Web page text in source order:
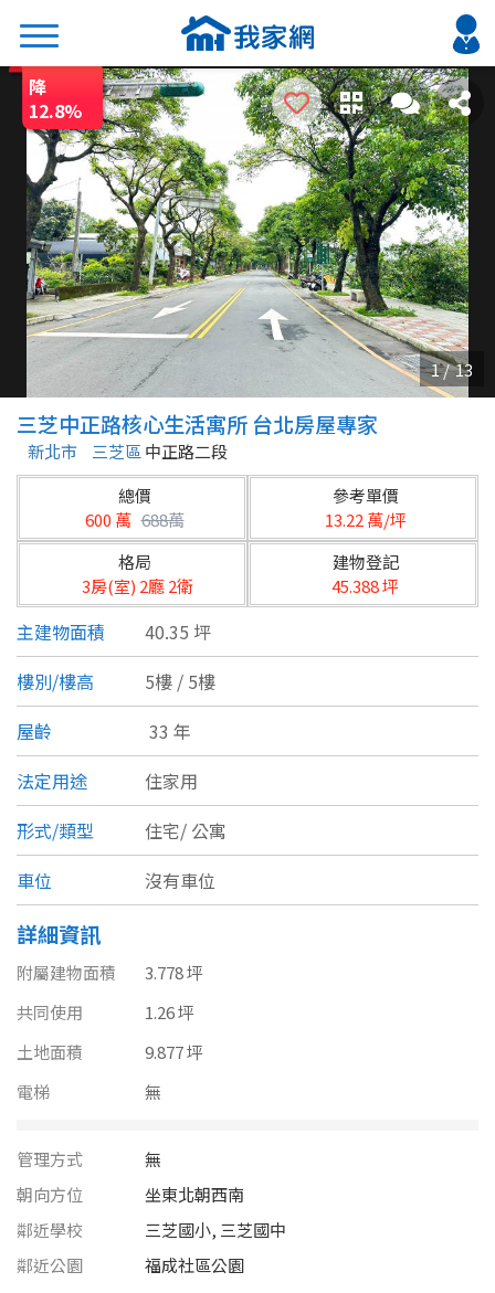
搜尋
熱門關鍵字
2026 台北降價好屋限量釋出
2026 新北降價好屋限量釋出
2026 台中降價好屋限量釋出
2026 台南降價好屋限量釋出
2026 高雄降價好屋限量釋出
縣市
不限
台北市
基隆市
新北市
宜蘭縣
桃園市
新竹市
新竹縣
苗栗縣
台中市
雲林縣
嘉義市
台南市
高雄市
區域
類型(可複選)
公寓
別墅 透天厝
農舍 辦公
坪數
不拘
60~70 坪
80坪以上
降
12.8%
三芝中正路核心生活寓所 台北房屋專家
新北市 三芝區 中正路二段
總價
600 萬688萬
參考單價
13.22 萬/坪
格局
3房(室) 2廳 2衛
建物登記
45.388 坪
主建物面積
40.35 坪
樓別/樓高
5樓 / 5樓
屋齡
33 年
法定用途
住家用
形式/類型
住宅/ 公寓
車位
沒有車位
詳細資訊
附屬建物面積
3.778 坪
共同使用
1.26 坪
土地面積
9.877 坪
電梯
無
管理方式
無
朝向方位
坐東北朝西南
鄰近學校
三芝國小, 三芝國中
鄰近公園
福成社區公園